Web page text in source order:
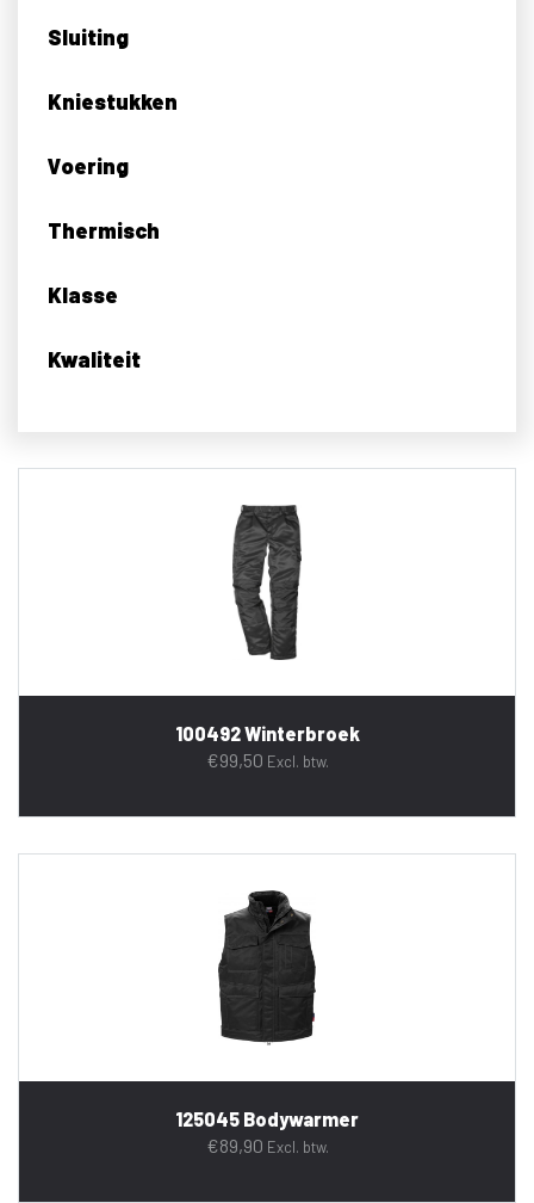
Sluiting
Kniestukken
Voering
Thermisch
Klasse
Kwaliteit
100492 Winterbroek
€99,50 Excl. btw.
125045 Bodywarmer
€89,90 Excl. btw.